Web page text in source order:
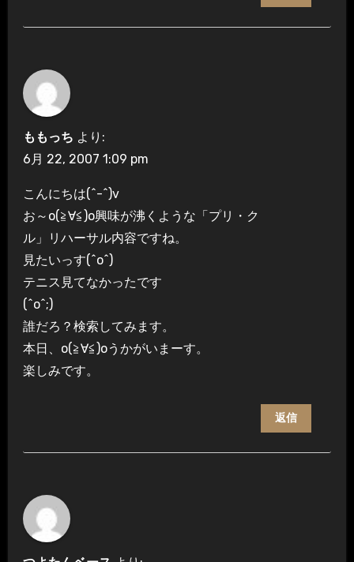
ももっち より:
6月 22, 2007 1:09 pm
こんにちは(^-^)v
お～о(≧∀≦)о興味が沸くような「プリ・ク
ル」リハーサル内容ですね。
見たいっす(^o^)
テニス見てなかったです
(^o^;)
誰だろ？検索してみます。
本日、о(≧∀≦)оうかがいまーす。
楽しみです。
返信